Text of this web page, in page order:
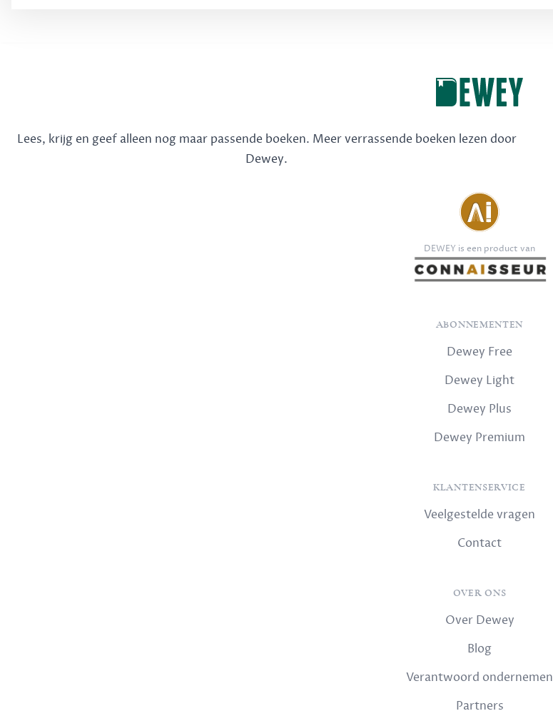
Lees, krijg en geef alleen nog maar passende boeken. Meer verrassende boeken lezen door
Dewey.
DEWEY is een product van
ABONNEMENTEN
Dewey Free
Dewey Light
Dewey Plus
Dewey Premium
KLANTENSERVICE
Veelgestelde vragen
Contact
OVER ONS
Over Dewey
Blog
Verantwoord ondernemen
Partners